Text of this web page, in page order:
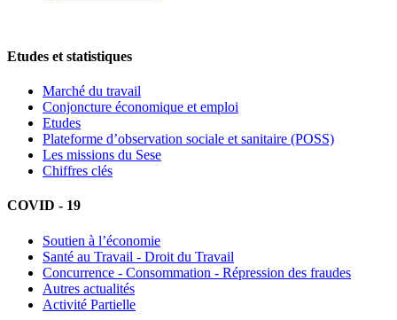
Etudes et statistiques
Marché du travail
Conjoncture économique et emploi
Etudes
Plateforme d’observation sociale et sanitaire (POSS)
Les missions du Sese
Chiffres clés
COVID - 19
Soutien à l’économie
Santé au Travail - Droit du Travail
Concurrence - Consommation - Répression des fraudes
Autres actualités
Activité Partielle